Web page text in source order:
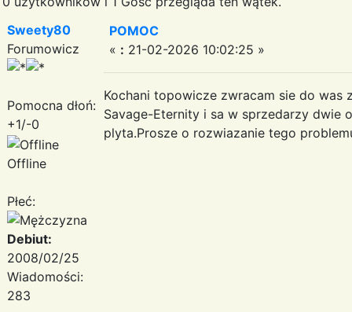
Sweety80
Forumowicz
Pomocna dłoń:
+1/-0
Offline
Płeć:
Debiut:
2008/02/25
Wiadomości:
283
POMOC
« : 21-02-2026 10:02:25 »
Kochani topowicze zwracam sie do was
Savage-Eternity i sa w sprzedarzy dwie
plyta.Prosze o rozwiazanie tego